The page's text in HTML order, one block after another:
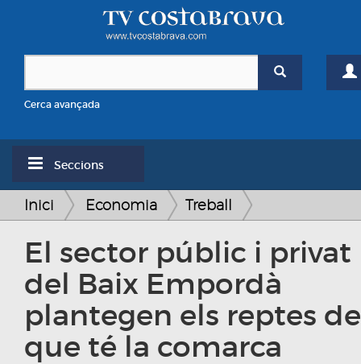
Cerca avançada
Seccions
Inici Economia Treball
El sector públic i privat
del Baix Empordà
plantegen els reptes de
que té la comarca